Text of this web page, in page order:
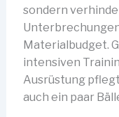
sondern
Materialbudget.
intensiven
Ausrüstung
auch ein paar